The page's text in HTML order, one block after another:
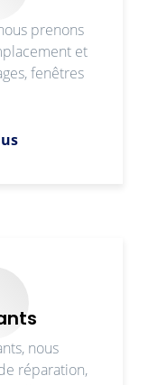
prenons
et
fenêtres
nous
réparation,